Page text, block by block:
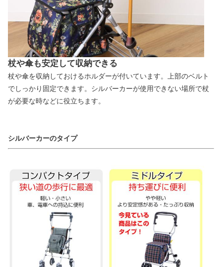
杖や傘も安定して収納できる
杖や傘を収納しておけるホルダーが付いています。上部のベルト
でしっかり固定できます。シルバーカーが使用できない場所で杖
が必要な時などに役立ちます。
シルバーカーのタイプ